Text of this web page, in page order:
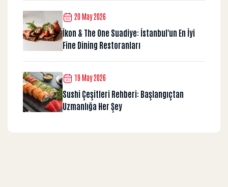
20 May 2026
İkon & The One Suadiye: İstanbul'un En İyi
Fine Dining Restoranları
19 May 2026
Sushi Çeşitleri Rehberi: Başlangıçtan
Uzmanlığa Her Şey